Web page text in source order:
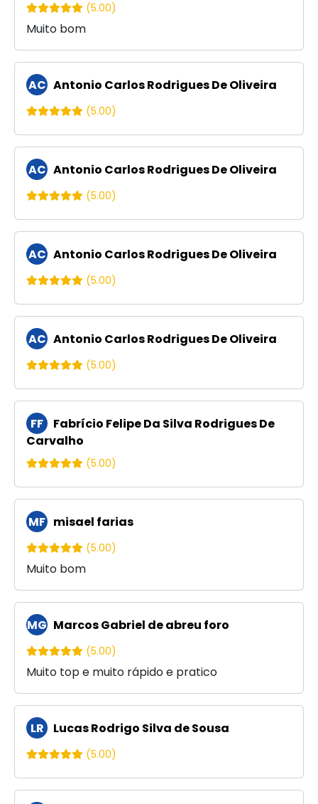
(5.00)
Muito bom
AC Antonio Carlos Rodrigues De Oliveira
(5.00)
AC Antonio Carlos Rodrigues De Oliveira
(5.00)
AC Antonio Carlos Rodrigues De Oliveira
(5.00)
AC Antonio Carlos Rodrigues De Oliveira
(5.00)
FF
Fabrício Felipe Da Silva Rodrigues De
Carvalho
(5.00)
MF misael farias
(5.00)
Muito bom
MG Marcos Gabriel de abreu foro
(5.00)
Muito top e muito rápido e pratico
LR Lucas Rodrigo Silva de Sousa
(5.00)